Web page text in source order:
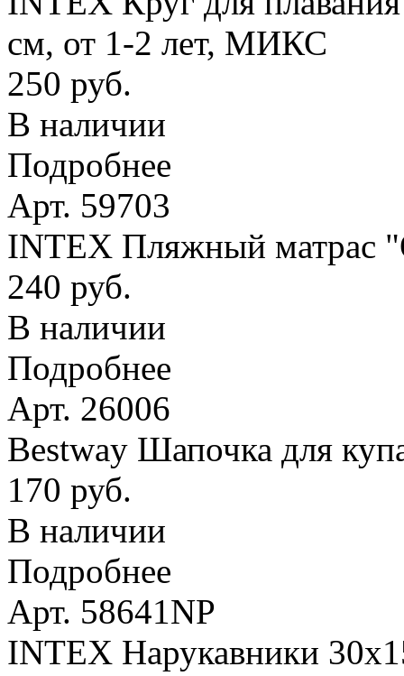
см, от 1-2 лет, МИКС
250 руб.
В наличии
Подробнее
Арт. 59703
INTEX Пляжный
240 руб.
В наличии
Подробнее
Арт. 26006
Bestway Шапочка для
170 руб.
В наличии
Подробнее
Арт. 58641NP
INTEX Нарукавники